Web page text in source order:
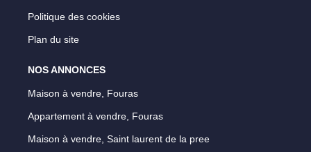
Politique des cookies
Plan du site
NOS ANNONCES
Maison à vendre, Fouras
Appartement à vendre, Fouras
Maison à vendre, Saint laurent de la pree